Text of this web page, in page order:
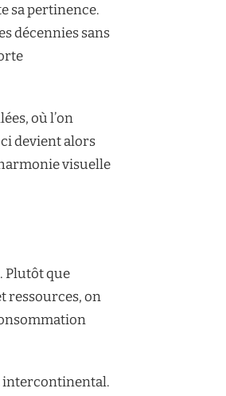
sa pertinence.
décennies sans
où l’on
devient alors
visuelle
Plutôt que
ressources, on
intercontinental.